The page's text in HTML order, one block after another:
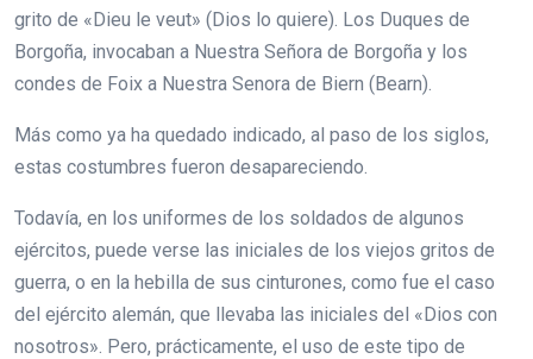
grito de «Dieu le veut» (Dios lo quiere). Los Duques de
Borgoña, invocaban a Nuestra Señora de Borgoña y los
condes de Foix a Nuestra Senora de Biern (Bearn).
Más como ya ha quedado indicado, al paso de los siglos,
estas costumbres fueron desapareciendo.
Todavía, en los uniformes de los soldados de algunos
ejércitos, puede verse las iniciales de los viejos gritos de
guerra, o en la hebilla de sus cinturones, como fue el caso
del ejército alemán, que llevaba las iniciales del «Dios con
nosotros». Pero, prácticamente, el uso de este tipo de